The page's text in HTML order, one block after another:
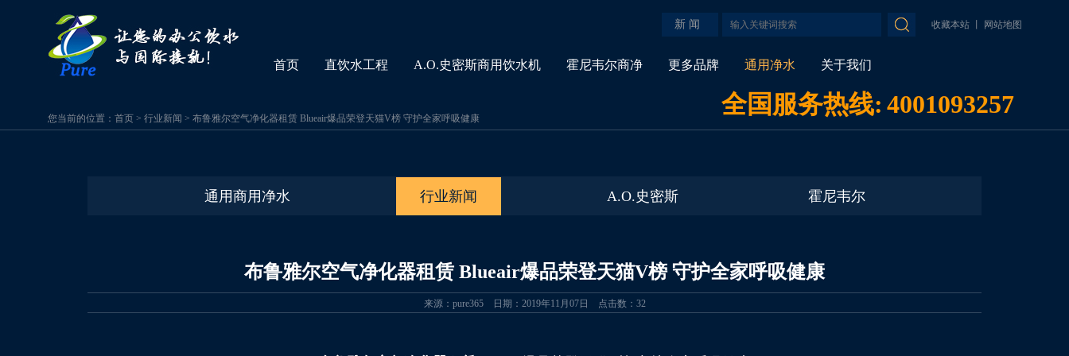
收藏本站丨 网站地图
新 闻
首页 直饮水工程 A.O.史密斯商用饮水机 霍尼韦尔商净 更多品牌 通用净水 关于我们
全国服务热线: 4001093257
您当前的位置： 首页> 行业新闻 > 布鲁雅尔空气净化器租赁 Blueair爆品荣登天猫V榜 守护全家呼吸健康
通用商用净水 行业新闻 A.O.史密斯 霍尼韦尔
布鲁雅尔空气净化器租赁 Blueair爆品荣登天猫V榜 守护全家呼吸健康
来源：pure365 日期：2019年11月07日 点击数： 32